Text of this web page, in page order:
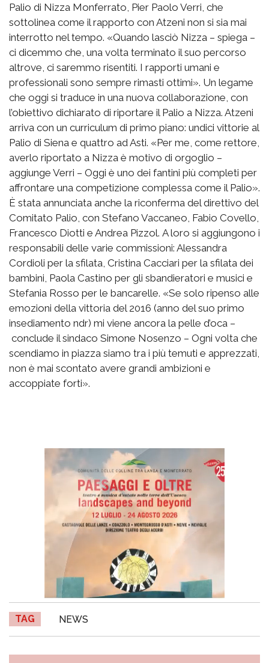
Palio di Nizza Monferrato, Pier Paolo Verri, che
sottolinea come il rapporto con Atzeni non si sia mai
interrotto nel tempo. «Quando lasciò Nizza – spiega –
ci dicemmo che, una volta terminato il suo percorso
altrove, ci saremmo risentiti. I rapporti umani e
professionali sono sempre rimasti ottimi». Un legame
che oggi si traduce in una nuova collaborazione, con
l’obiettivo dichiarato di riportare il Palio a Nizza. Atzeni
arriva con un curriculum di primo piano: undici vittorie al
Palio di Siena e quattro ad Asti. «Per me, come rettore,
averlo riportato a Nizza è motivo di orgoglio –
aggiunge Verri – Oggi è uno dei fantini più completi per
affrontare una competizione complessa come il Palio».
È stata annunciata anche la riconferma del direttivo del
Comitato Palio, con Stefano Vaccaneo, Fabio Covello,
Francesco Diotti e Andrea Pizzol. A loro si aggiungono i
responsabili delle varie commissioni: Alessandra
Cordioli per la sfilata, Cristina Cacciari per la sfilata dei
bambini, Paola Castino per gli sbandieratori e musici e
Stefania Rosso per le bancarelle. «Se solo ripenso alle
emozioni della vittoria del 2016 (anno del suo primo
insediamento ndr) mi viene ancora la pelle d’oca –
conclude il sindaco Simone Nosenzo – Ogni volta che
scendiamo in piazza siamo tra i più temuti e apprezzati,
non è mai scontato avere grandi ambizioni e
accoppiate forti».
TAG NEWS